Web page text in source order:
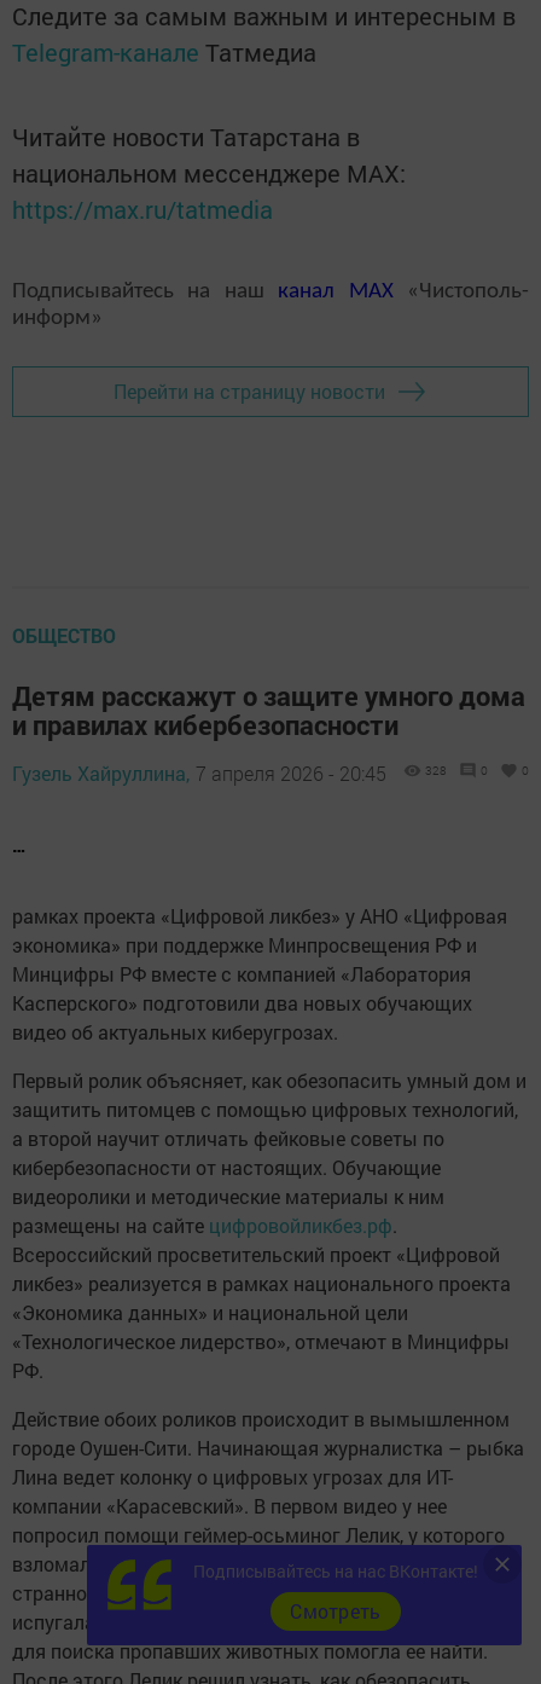
Следите за самым важным и интересным в
Telegram-канале Татмедиа
Читайте новости Татарстана в
национальном мессенджере MАХ:
https://max.ru/tatmedia
Подписывайтесь на наш канал MAX«Чистополь-
информ»
Перейти на страницу новости
ОБЩЕСТВО
Детям расскажут о защите умного дома
и правилах кибербезопасности
Гузель Хайруллина, 7 апреля 2026 - 20:45 328 0 0
…
рамках проекта «Цифровой ликбез» у АНО «Цифровая
экономика» при поддержке Минпросвещения РФ и
Минцифры РФ вместе с компанией «Лаборатория
Касперского» подготовили два новых обучающих
видео об актуальных киберугрозах.
Первый ролик объясняет, как обезопасить умный дом и
защитить питомцев с помощью цифровых технологий,
а второй научит отличать фейковые советы по
кибербезопасности от настоящих. Обучающие
видеоролики и методические материалы к ним
размещены на сайте цифровойликбез.рф.
Всероссийский просветительский проект «Цифровой
ликбез» реализуется в рамках национального проекта
«Экономика данных» и национальной цели
«Технологическое лидерство», отмечают в Минцифры
РФ.
Действие обоих роликов происходит в вымышленном
городе Оушен-Сити. Начинающая журналистка – рыбка
Лина ведет колонку о цифровых угрозах для ИТ-
компании «Карасевский». В первом видео у нее
попросил помощи геймер-осьминог Лелик, у которого
взломали домашние умные устройства. Они начали
странно себя вести, и его питомец, улитка Пузырик,
испугалась и убежала. Впрочем, специальная метка
для поиска пропавших животных помогла ее найти.
Подписывайтесь на нас ВКонтакте!
Cмотреть